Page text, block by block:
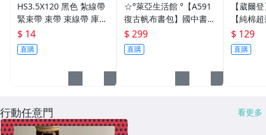
HS3.5X120 黑色 紮線帶
緊束帶 束帶 束線帶 庫存
出清大特價 3.5*120
$ 14
直購
☆°萊亞生活館 °【A591
復古帆布書包】國中書
包-高中書包
$ 299
直購
【葳爾
【純棉
多本護
吸汗運
包隱形
$ 129
直購
行動任意門 看更多